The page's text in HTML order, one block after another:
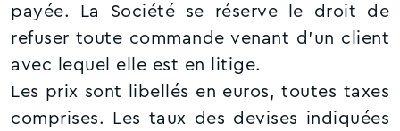
payée. La Société se réserve le droit de
refuser toute commande venant d'un client
avec lequel elle est en litige.
Les prix sont libellés en euros, toutes taxes
comprises. Les taux des devises indiquées